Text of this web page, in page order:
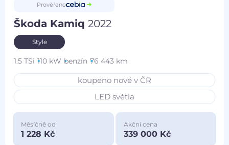
Prověřeno
Škoda Kamiq2022
Style
1.5 TSi 110 kW benzín 76 443 km
koupeno nové v ČR
LED světla
Měsíčně od
1 228 Kč
Akční cena
339 000 Kč